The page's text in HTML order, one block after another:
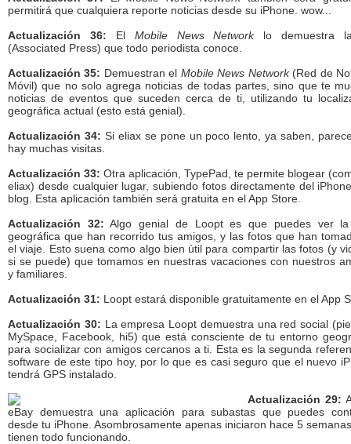
permitirá que cualquiera reporte noticias desde su iPhone. wow...
Actualización 36: El Mobile News Networklo demuestra
(Associated Press) que todo periodista conoce.
Actualización 35: Demuestran el Mobile News Network(Red de
Móvil) que no solo agrega noticias de todas partes, sino que te
noticias de eventos que suceden cerca de ti, utilizando tu
geográfica actual (esto está genial).
Actualización 34: Si eliax se pone un poco lento, ya saben,
hay muchas visitas.
Actualización 33: Otra aplicación, TypePad, te permite blogear
eliax) desde cualquier lugar, subiendo fotos directamente del
blog. Esta aplicación también será gratuita en el App Store.
Actualización 32: Algo genial de Loopt es que puedes ver
geográfica que han recorrido tus amigos, y las fotos que han
el viaje. Esto suena como algo bien útil para compartir las fotos (y
si se puede) que tomamos en nuestras vacaciones con nuestros
y familiares.
Actualización 31: Loopt estará disponible gratuitamente en el App
Actualización 30: La empresa Loopt demuestra una red social
MySpace, Facebook, hi5) que está consciente de tu entorno
para socializar con amigos cercanos a ti. Esta es la segunda
software de este tipo hoy, por lo que es casi seguro que el nuevo
tendrá GPS instalado.
Actualización 29:
eBay demuestra una aplicación para subastas que puedes
desde tu iPhone. Asombrosamente apenas iniciaron hace 5
tienen todo funcionando.